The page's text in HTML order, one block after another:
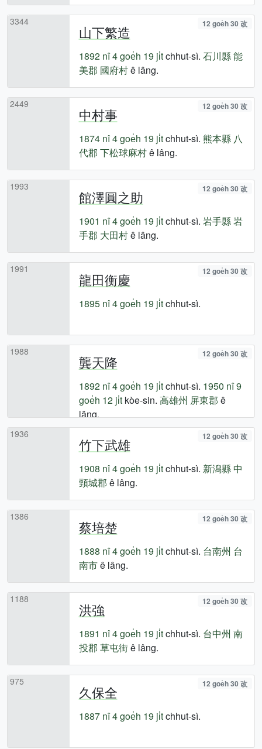
3344
山下繁造 12 goe̍h 30 改
1892 nî4 goe̍h 19 ji̍tchhut-sì. 石川縣能
美郡 國府村ê lâng.
2449
中村事 12 goe̍h 30 改
1874 nî4 goe̍h 19 ji̍tchhut-sì. 熊本縣 八
代郡 下松球麻村ê lâng.
1993
館澤圓之助 12 goe̍h 30 改
1901 nî4 goe̍h 19 ji̍tchhut-sì. 岩手縣岩
手郡 大田村ê lâng.
1991
龍田衡慶 12 goe̍h 30 改
1895 nî4 goe̍h 19 ji̍tchhut-sì.
1988
龔天降 12 goe̍h 30 改
1892 nî4 goe̍h 19 ji̍tchhut-sì. 1950 nî9
goe̍h 12 ji̍tkòe-sin. 高雄州 屏東郡 ê
lâng.
1936
竹下武雄 12 goe̍h 30 改
1908 nî4 goe̍h 19 ji̍tchhut-sì. 新潟縣中
頸城郡 ê lâng.
1386
蔡培楚 12 goe̍h 30 改
1888 nî4 goe̍h 19 ji̍tchhut-sì. 台南州 台
南市ê lâng.
1188
洪強 12 goe̍h 30 改
1891 nî4 goe̍h 19 ji̍tchhut-sì. 台中州 南
投郡 草屯街ê lâng.
975
久保全 12 goe̍h 30 改
1887 nî4 goe̍h 19 ji̍tchhut-sì.